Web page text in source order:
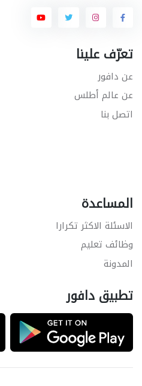
تعرّف علينا
عن دافور
عن عالم أطلس
اتصل بنا
المساعدة
الاسئلة الاكثر تكرارا
وظائف تعليم
المدونة
تطبيق دافور